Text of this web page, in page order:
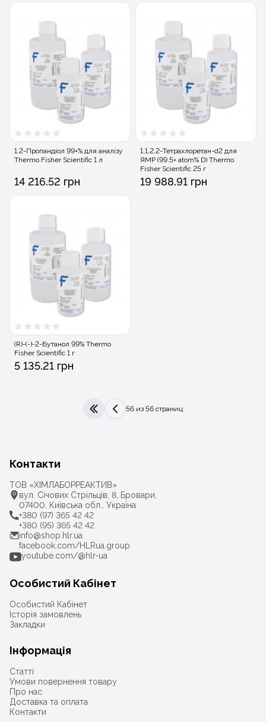
1,2-Пропандіол 99+% для аналізу
Thermo Fisher Scientific 1 л
14 216.52 грн
1,1,2,2-Тетрахлоретан-d2 для
ЯМР (99.5+ atom% D) Thermo
Fisher Scientific 25 г
19 988.91 грн
(R)-(-)-2-Бутанол 99% Thermo
Fisher Scientific 1 г
5 135.21 грн
|< <
56 из 56 страниц
Контакти
ТОВ «ХІМЛАБОРРЕАКТИВ»
вул. Січових Стрільців, 8, Бровари,
07400, Київська обл., Україна
+380 (97) 365 42 42
+380 (95) 365 42 42
info@shop.hlr.ua
facebook.com/HLRua.group
youtube.com/@hlr-ua
Особистий Кабінет
Особистий Кабінет
Історія замовлень
Закладки
Інформація
Статті
Умови повернення товару
Про нас
Доставка та оплата
Контакти